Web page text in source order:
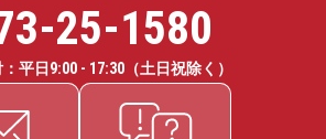
25-1580
平日 9:00 - 17:30 （土日祝除く）